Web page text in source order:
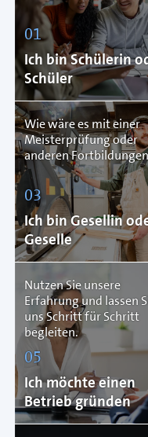
01
Ich bin Schülerin
Schüler
Wie wäre es mit einer
Meisterprüfung oder
anderen
03
Ich bin Gesellin
Geselle
Nutzen Sie unsere
Erfahrung und lassen
uns Schritt für Schritt
begleiten.
05
Ich möchte einen
Betrieb gründen